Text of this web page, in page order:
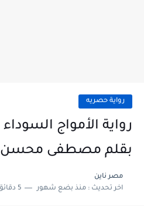
رواية حصريه
بقلم مصطفى محسن
مصر ناين
اخر تحديث :منذ بضع شهور 5 دقائق للقراءة